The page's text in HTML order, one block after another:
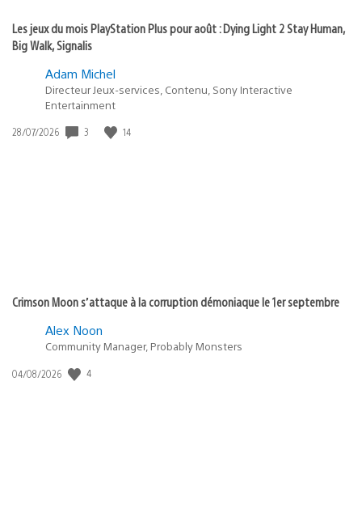
Les jeux du mois PlayStation Plus pour août : Dying Light 2 Stay Human,
Big Walk, Signalis
Adam Michel
Directeur Jeux-services, Contenu, Sony Interactive
Entertainment
Date
28/07/2026 3 14
Crimson Moon s’attaque à la corruption démoniaque le 1er septembre
Alex Noon
Community Manager, Probably Monsters
Date
04/08/2026 4